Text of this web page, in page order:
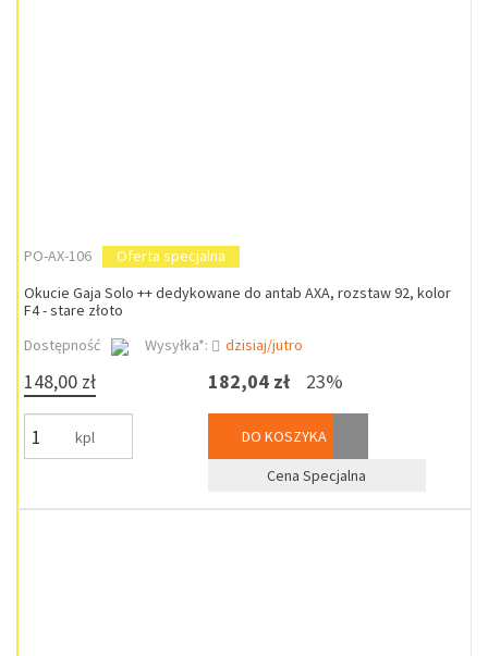
PO-AX-106
Oferta specjalna
Okucie Gaja Solo ++ dedykowane do antab AXA, rozstaw 92, kolor
F4 - stare złoto
Dostępność
Wysyłka*: dzisiaj/jutro
148,00 zł
kpl
182,04 zł 23%
DO KOSZYKA
Cena Specjalna